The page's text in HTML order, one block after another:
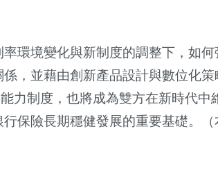
環境變化與新制度的調整下，如
，並藉由創新產品設計與數位化
力制度，也將成為雙方在新時代
保險長期穩健發展的重要基礎。